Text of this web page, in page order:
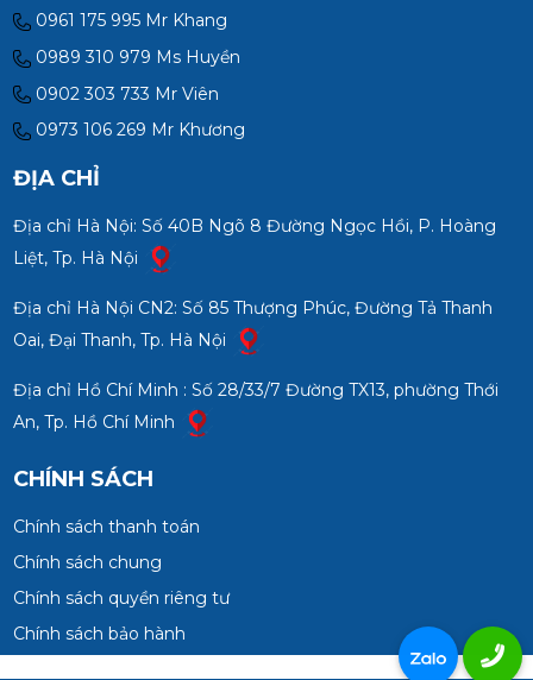
0961 175 995 Mr Khang
0989 310 979 Ms Huyền
0902 303 733 Mr Viên
0973 106 269 Mr Khương
ĐỊA CHỈ
Địa chỉ Hà Nội: Số 40B Ngõ 8 Đường Ngọc Hồi, P. Hoàng
Liệt, Tp. Hà Nội
Địa chỉ Hà Nội CN2: Số 85 Thượng Phúc, Đường Tả Thanh
Oai, Đại Thanh, Tp. Hà Nội
Địa chỉ Hồ Chí Minh : Số 28/33/7 Đường TX13, phường Thới
An, Tp. Hồ Chí Minh
CHÍNH SÁCH
Chính sách thanh toán
Chính sách chung
Chính sách quyền riêng tư
Chính sách bảo hành